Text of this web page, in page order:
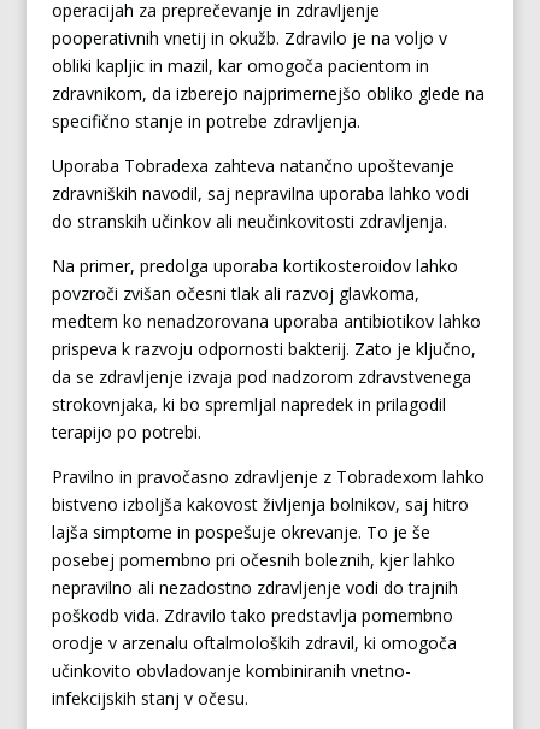
operacijah za preprečevanje in zdravljenje
pooperativnih vnetij in okužb. Zdravilo je na voljo v
obliki kapljic in mazil, kar omogoča pacientom in
zdravnikom, da izberejo najprimernejšo obliko glede na
specifično stanje in potrebe zdravljenja.
Uporaba Tobradexa zahteva natančno upoštevanje
zdravniških navodil, saj nepravilna uporaba lahko vodi
do stranskih učinkov ali neučinkovitosti zdravljenja.
Na primer, predolga uporaba kortikosteroidov lahko
povzroči zvišan očesni tlak ali razvoj glavkoma,
medtem ko nenadzorovana uporaba antibiotikov lahko
prispeva k razvoju odpornosti bakterij. Zato je ključno,
da se zdravljenje izvaja pod nadzorom zdravstvenega
strokovnjaka, ki bo spremljal napredek in prilagodil
terapijo po potrebi.
Pravilno in pravočasno zdravljenje z Tobradexom lahko
bistveno izboljša kakovost življenja bolnikov, saj hitro
lajša simptome in pospešuje okrevanje. To je še
posebej pomembno pri očesnih boleznih, kjer lahko
nepravilno ali nezadostno zdravljenje vodi do trajnih
poškodb vida. Zdravilo tako predstavlja pomembno
orodje v arzenalu oftalmoloških zdravil, ki omogoča
učinkovito obvladovanje kombiniranih vnetno-
infekcijskih stanj v očesu.